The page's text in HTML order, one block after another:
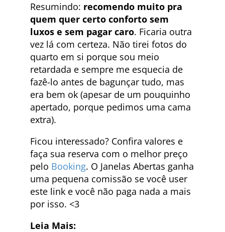
Resumindo: recomendo muito pra
quem quer certo conforto sem
luxos e sem pagar caro. Ficaria outra
vez lá com certeza. Não tirei fotos do
quarto em si porque sou meio
retardada e sempre me esquecia de
fazê-lo antes de bagunçar tudo, mas
era bem ok (apesar de um pouquinho
apertado, porque pedimos uma cama
extra).
Ficou interessado? Confira valores e
faça sua reserva com o melhor preço
pelo Booking. O Janelas Abertas ganha
uma pequena comissão se você user
este link e você não paga nada a mais
por isso. <3
Leia Mais: